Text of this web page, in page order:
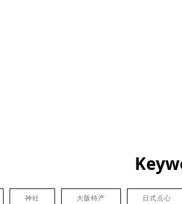
神社 大阪特产 日式点心